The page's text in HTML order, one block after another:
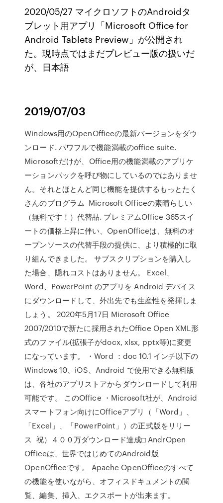
2020/05/27 マイクロソフトのAndroidタ
ブレット用アプリ「Microsoft Office for
Android Tablets Preview」が公開され
た。現時点ではまだプレビュー版の扱いだ
が、日本語
2019/07/03
Windows用のOpenOfficeの最新バージョンをダウ
ンロード. パワフルで機能満載のoffice suite.
Microsoftだけが、Office用の機能満載のアプリケ
ーションパックを呼び物にしているのではありませ
ん。それとほとんど同じ機能を提供するもっとたく
さんのプログラム Microsoft Officeの素晴らしい
（無料です！）代替品. プレミアムOffice 365スイ
ートの価格上昇に伴い、OpenOfficeは、無料のオ
ープンソースの代替手段の提供に、より積極的に取
り組んできました。 サブスクリプションを購入し
た場合、隠れコストはありません。 Excel、
Word、PowerPoint のアプリを Android デバイス
にダウンロードして、外出先でも生産性を発揮しま
しょう。 2020年5月17日 Microsoft Office
2007/2010で新たに採用されたOffice Open XML形
式のファイル(拡張子がdocx, xlsx, pptx等)に変更
になっています。 ・Word ：doc 10.1 インチ以下の
Windows 10、iOS、Android で使用できる無料版
は、各社のアプリストアからダウンロードして利用
可能です。 このOffice ・Microsoft社が、Android
スマートフォン向けにOfficeアプリ（「Word」、
「Excel」、「PowerPoint」）の正式版をリリー
ス 祝）４００万ダウンロード達成□ AndrOpen
Officeは、世界ではじめてのAndroid版
OpenOfficeです。 Apache OpenOfficeのすべて
の機能を使いながら、オフィスドキュメントの閲
覧、編集、挿入、エクスポートが出来ます。